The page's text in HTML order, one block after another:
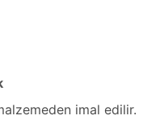
imal edilir.